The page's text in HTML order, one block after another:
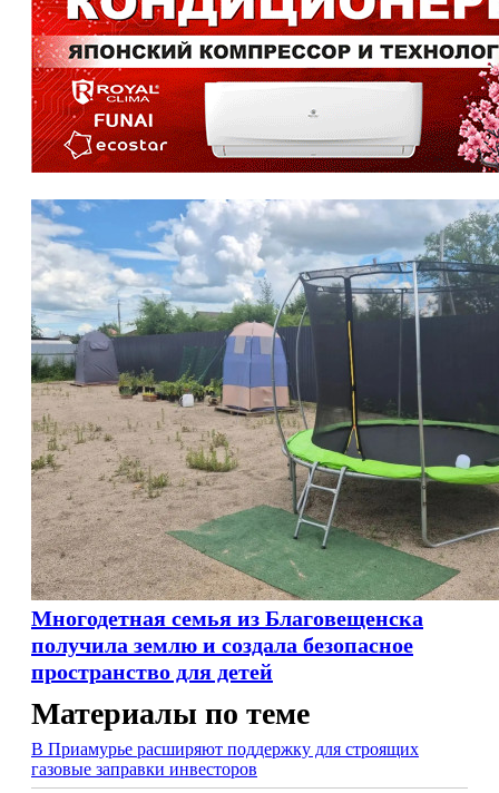
Многодетная семья из Благовещенска
получила землю и создала безопасное
пространство для детей
Материалы по теме
В Приамурье расширяют поддержку для строящих
газовые заправки инвесторов